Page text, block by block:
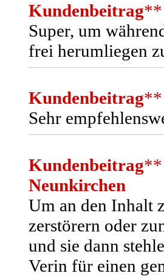
Kundenbeitrag**
Super, um
frei herumliegen
Kundenbeitrag**
Sehr
Kundenbeitrag**
Neunkirchen
Um an den Inhalt
zerstörern oder
und sie dann
Verin für einen